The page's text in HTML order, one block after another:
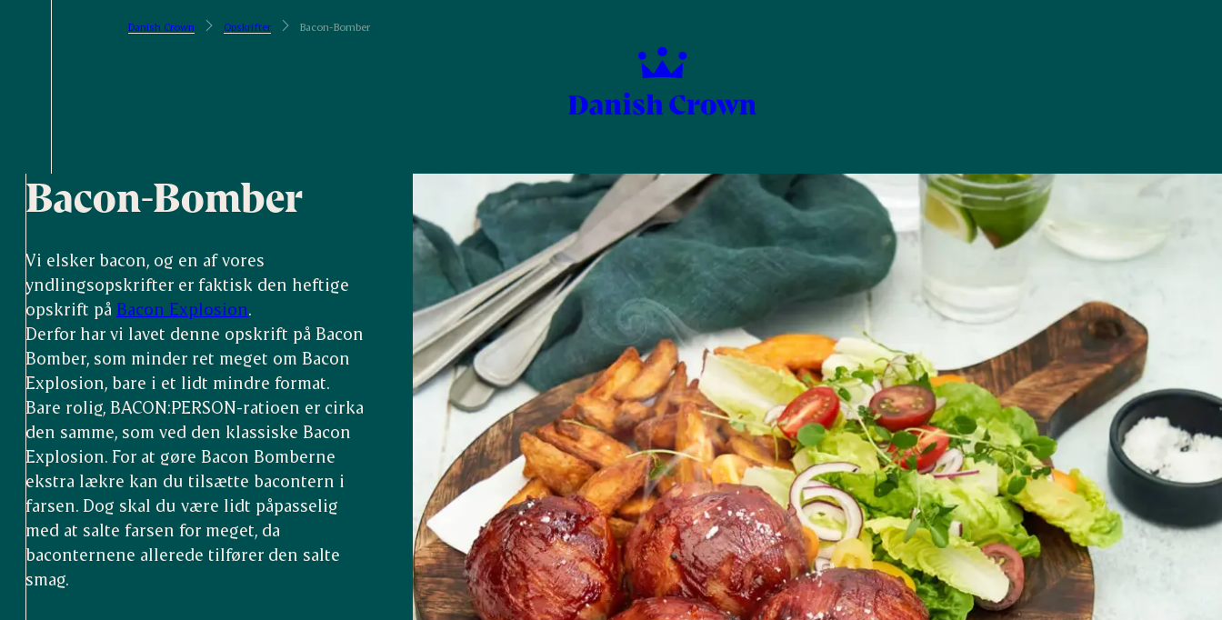
Danish Crown Opskrifter Bacon-Bomber
Bacon-Bomber
Vi elsker bacon, og en af vores
yndlingsopskrifter er faktisk den heftige
opskrift på Bacon Explosion.
Derfor har vi lavet denne opskrift på Bacon
Bomber, som minder ret meget om Bacon
Explosion, bare i et lidt mindre format.
Bare rolig, BACON:PERSON-ratioen er cirka
den samme, som ved den klassiske Bacon
Explosion. For at gøre Bacon Bomberne
ekstra lækre kan du tilsætte bacontern i
farsen. Dog skal du være lidt påpasselig
med at salte farsen for meget, da
baconternene allerede tilfører den salte
smag.